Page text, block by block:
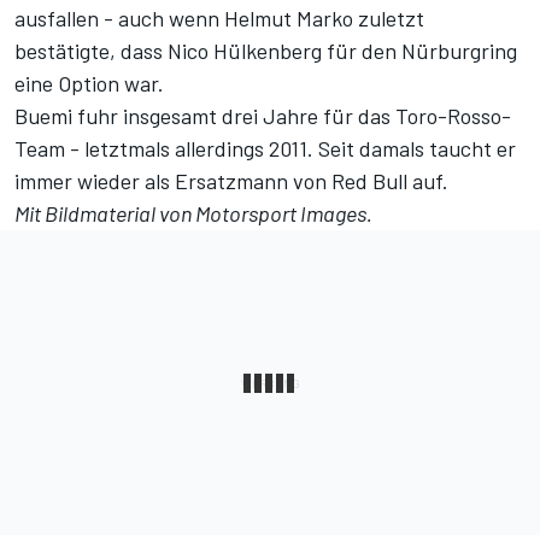
ausfallen - auch wenn Helmut Marko zuletzt
bestätigte, dass Nico Hülkenberg für den Nürburgring
eine Option war.
Buemi fuhr insgesamt drei Jahre für das Toro-Rosso-
Team - letztmals allerdings 2011. Seit damals taucht er
immer wieder als Ersatzmann von Red Bull auf.
Mit Bildmaterial vonMotorsport Images.